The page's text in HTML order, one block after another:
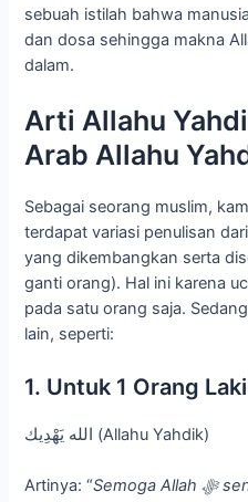
sebuah istilah bahwa
dan dosa sehingga makna
dalam.
Arti Allahu
Arab Allahu
Sebagai seorang muslim,
terdapat variasi penulisan
yang dikembangkan serta
ganti orang). Hal ini karena
pada satu orang saja.
lain, seperti:
1. Untuk 1 Orang
الله يَهْدِيك (Allahu Yahdik)
Artinya: “Semoga Allahﷻ